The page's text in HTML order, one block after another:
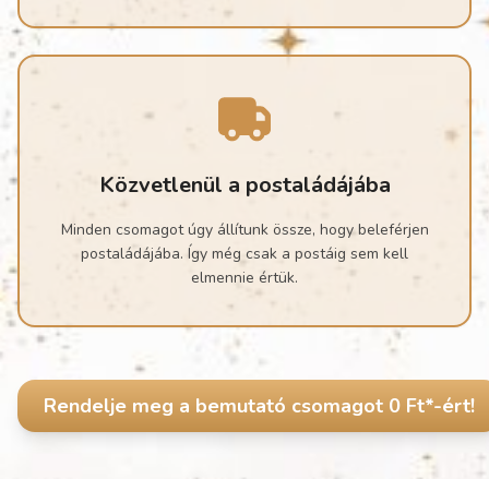
Közvetlenül a postaládájába
Minden csomagot úgy állítunk össze, hogy beleférjen
postaládájába. Így még csak a postáig sem kell
elmennie értük.
Rendelje meg a bemutató csomagot 0 Ft*-ért!